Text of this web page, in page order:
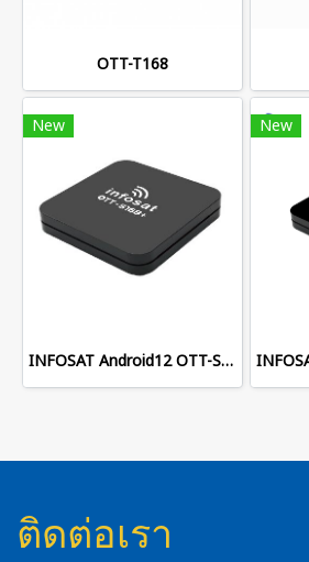
OTT-T168
New
INFOSAT Android12 OTT-S168+
New
ติดต่อเรา